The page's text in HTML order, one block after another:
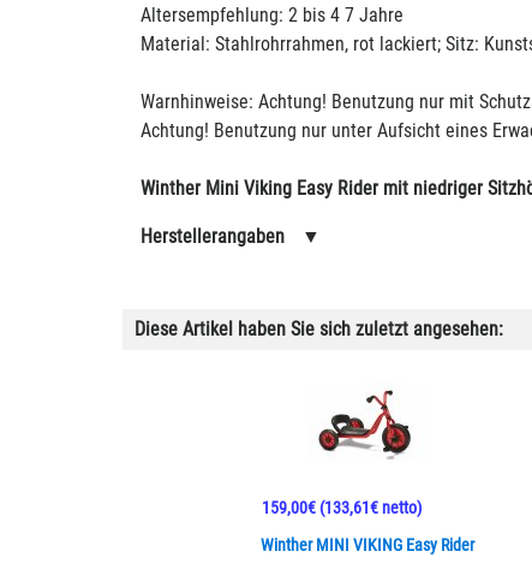
Altersempfehlung: 2 bis 4 7 Jahre
Material: Stahlrohrrahmen, rot lackiert; Sitz:
Warnhinweise: Achtung! Benutzung nur mit
Achtung! Benutzung nur unter Aufsicht eines
Winther Mini Viking Easy Rider mit niedriger
Herstellerangaben ▼
Diese Artikel haben Sie sich zuletzt angesehen:
Winther MINI VIKING Easy Rider
159,00€(133,61€ netto)